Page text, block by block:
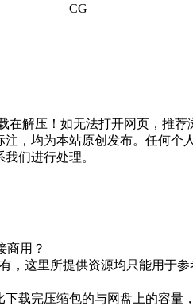
CG
在解压！如无法打开网页，推荐
，均为本站原创发布。任何
们进行处理。
商用？
，这里所提供资源均只能用于
载完压缩包的与网盘上的容